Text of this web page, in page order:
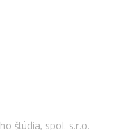
štúdia, spol. s.r.o.